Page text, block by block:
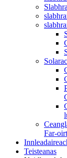
Far-
Teisteanas